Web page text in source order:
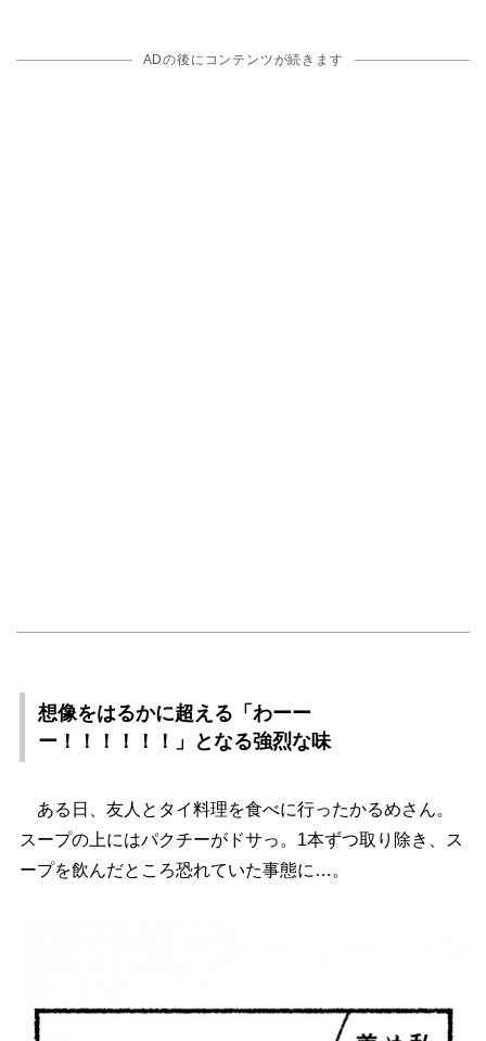
ADの後にコンテンツが続きます
想像をはるかに超える「わーー
ー！！！！！！」となる強烈な味
ある日、友人とタイ料理を食べに行ったかるめさん。
スープの上にはパクチーがドサっ。1本ずつ取り除き、ス
ープを飲んだところ恐れていた事態に…。